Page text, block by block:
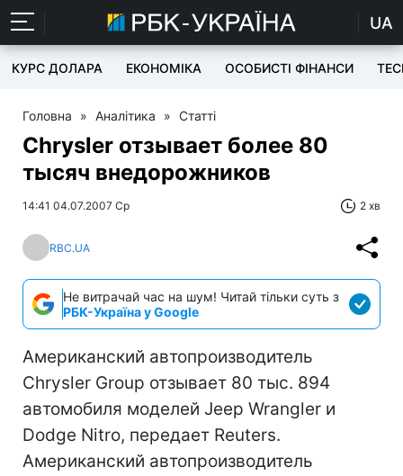
UA
КУРС ДОЛАРА ЕКОНОМІКА ОСОБИСТІ ФІНАНСИ
Головна » Аналітика » Статті
Chrysler отзывает более 80
тысяч внедорожников
14:41 04.07.2007 Ср 2 хв
RBC.UA
Не витрачай час на шум! Читай тільки суть з
РБК-Україна у Google
Американский автопроизводитель
Chrysler Group отзывает 80 тыс. 894
автомобиля моделей Jeep Wrangler и
Dodge Nitro, передает Reuters.
Американский автопроизводитель